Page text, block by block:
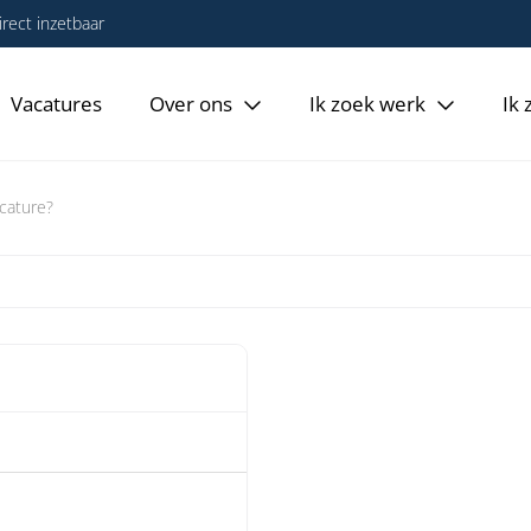
inzetbaar
Vacatures Over ons Ik zoek werk Ik